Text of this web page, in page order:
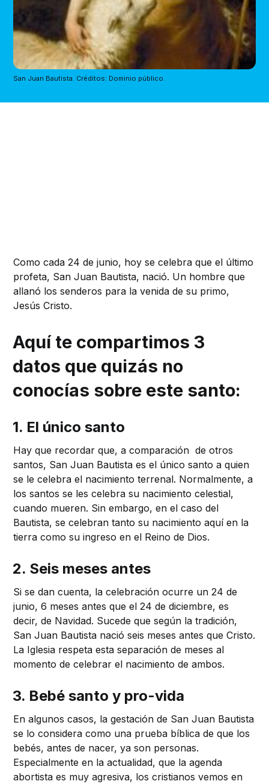
San Juan Bautista. Créditos: Dominio público.
Como cada 24 de junio, hoy se celebra que el último
profeta, San Juan Bautista, nació. Un hombre que
allanó los senderos para la venida de su primo,
Jesús Cristo.
Aquí te compartimos 3
datos que quizás no
conocías sobre este santo:
1. El único santo
Hay que recordar que, a comparación de otros
santos, San Juan Bautista es el único santo a quien
se le celebra el nacimiento terrenal. Normalmente, a
los santos se les celebra su nacimiento celestial,
cuando mueren. Sin embargo, en el caso del
Bautista, se celebran tanto su nacimiento aquí en la
tierra como su ingreso en el Reino de Dios.
2. Seis meses antes
Si se dan cuenta, la celebración ocurre un 24 de
junio, 6 meses antes que el 24 de diciembre, es
decir, de Navidad. Sucede que según la tradición,
San Juan Bautista nació seis meses antes que Cristo.
La Iglesia respeta esta separación de meses al
momento de celebrar el nacimiento de ambos.
3. Bebé santo y pro-vida
En algunos casos, la gestación de San Juan Bautista
se lo considera como una prueba bíblica de que los
bebés, antes de nacer, ya son personas.
Especialmente en la actualidad, que la agenda
abortista es muy agresiva, los cristianos vemos en